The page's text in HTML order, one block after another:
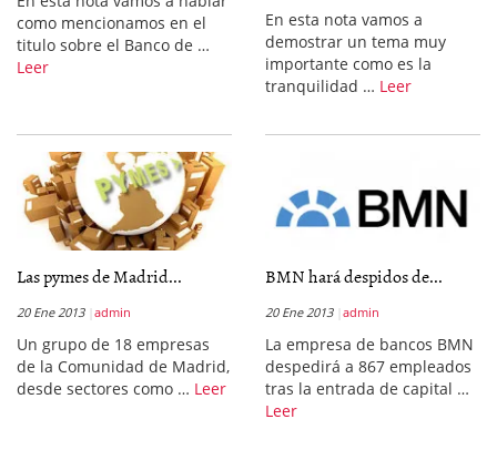
como mencionamos en el
titulo sobre el Banco de …
Leer
En esta nota vamos a
demostrar un tema muy
importante como es la
tranquilidad … Leer
Las pymes de Madrid...
20 Ene 2013 admin
Un grupo de 18 empresas
de la Comunidad de Madrid,
desde sectores como … Leer
BMN hará despidos de...
20 Ene 2013 admin
La empresa de bancos BMN
despedirá a 867 empleados
tras la entrada de capital …
Leer